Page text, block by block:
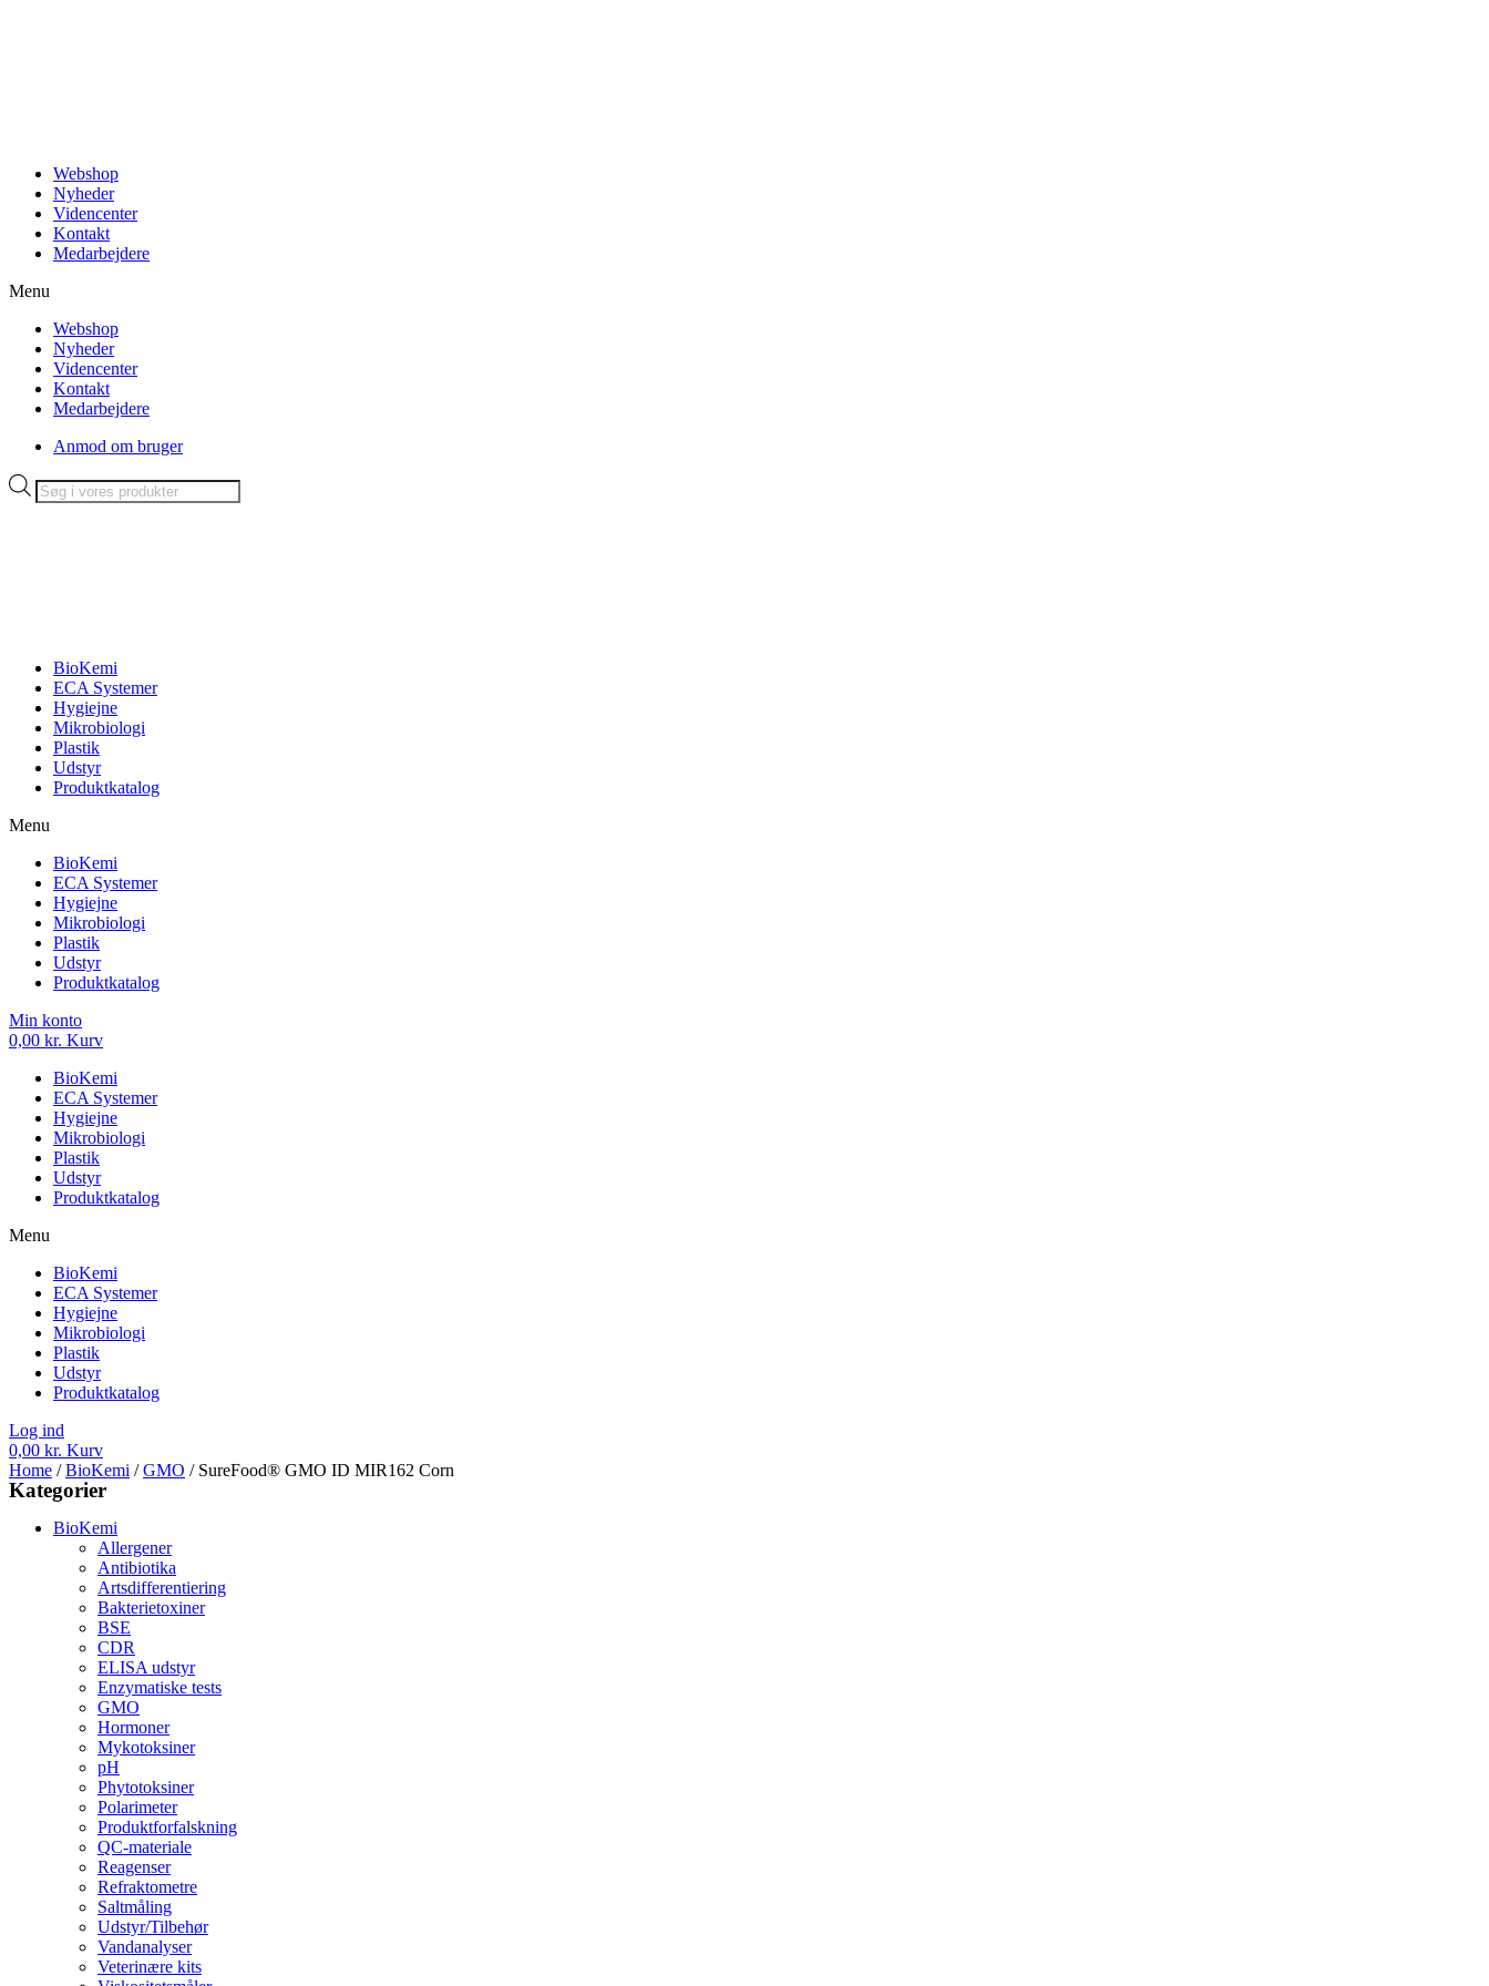
Webshop
Nyheder
Videncenter
Kontakt
Medarbejdere
Menu
Webshop
Nyheder
Videncenter
Kontakt
Medarbejdere
Anmod om bruger
Products
search
BioKemi
ECA Systemer
Hygiejne
Mikrobiologi
Plastik
Udstyr
Produktkatalog
Menu
BioKemi
ECA Systemer
Hygiejne
Mikrobiologi
Plastik
Udstyr
Produktkatalog
Min konto
0,00 kr. Kurv
BioKemi
ECA Systemer
Hygiejne
Mikrobiologi
Plastik
Udstyr
Produktkatalog
Menu
BioKemi
ECA Systemer
Hygiejne
Mikrobiologi
Plastik
Udstyr
Produktkatalog
Log ind
0,00 kr. Kurv
Home /BioKemi /GMO / SureFood® GMO ID MIR162 Corn
Kategorier
BioKemi
Allergener
Antibiotika
Artsdifferentiering
Bakterietoxiner
BSE
CDR
ELISA udstyr
Enzymatiske tests
GMO
Hormoner
Mykotoksiner
pH
Phytotoksiner
Polarimeter
Produktforfalskning
QC-materiale
Reagenser
Refraktometre
Saltmåling
Udstyr/Tilbehør
Vandanalyser
Veterinære kits